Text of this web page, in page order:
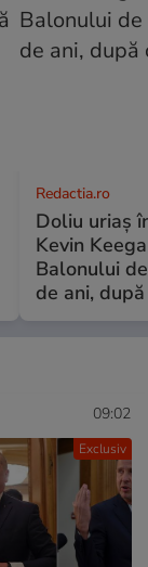
Redactia.ro
Doliu uriaș
Kevin
Balonului
de ani,
Exclusiv
09:02